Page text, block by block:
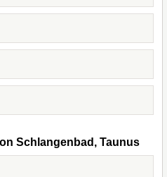
Schlangenbad, Taunus